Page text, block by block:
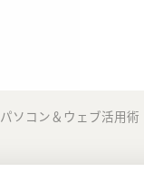
パソコン＆ウェブ活用術